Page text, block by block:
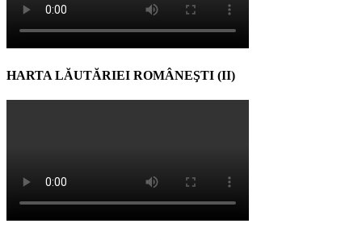
HARTA LĂUTĂRIEI ROMÂNEŞTI (II)